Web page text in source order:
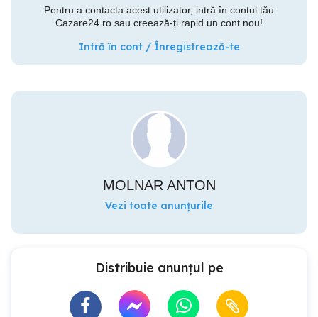
Pentru a contacta acest utilizator, intră în contul tău
Cazare24.ro sau creează-ți rapid un cont nou!
Intră în cont / Înregistrează-te
MOLNAR ANTON
Vezi toate anunțurile
Distribuie anunțul pe